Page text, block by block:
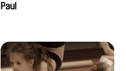
Wingerden
Paul